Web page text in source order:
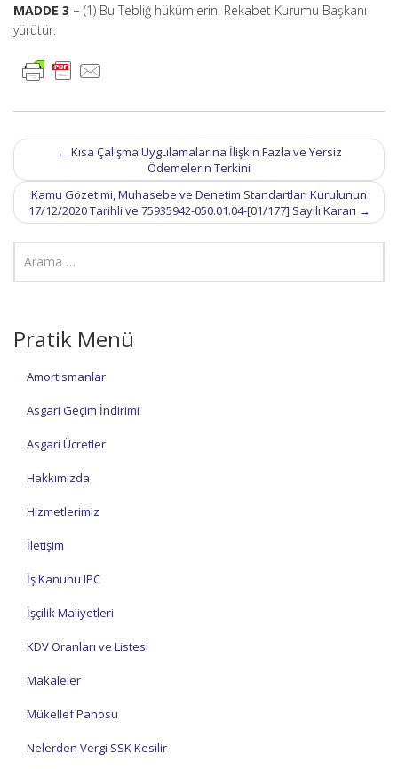
MADDE 3 – (1) Bu Tebliğ hükümlerini Rekabet Kurumu Başkanı
yürütür.
Post
navigation
← Kısa Çalışma Uygulamalarına İlişkin Fazla ve Yersiz
Ödemelerin Terkini
Kamu Gözetimi, Muhasebe ve Denetim Standartları Kurulunun
17/12/2020 Tarihli ve 75935942-050.01.04-[01/177] Sayılı Kararı →
Pratik Menü
Amortismanlar
Asgari Geçim İndirimi
Asgari Ücretler
Hakkımızda
Hizmetlerimiz
İletişim
İş Kanunu IPC
İşçilik Maliyetleri
KDV Oranları ve Listesi
Makaleler
Mükellef Panosu
Nelerden Vergi SSK Kesilir